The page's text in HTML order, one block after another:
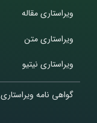
ویراستاری مقاله
ویراستاری متن
ویراستاری نیتیو
گواهی نامه ویراستاری